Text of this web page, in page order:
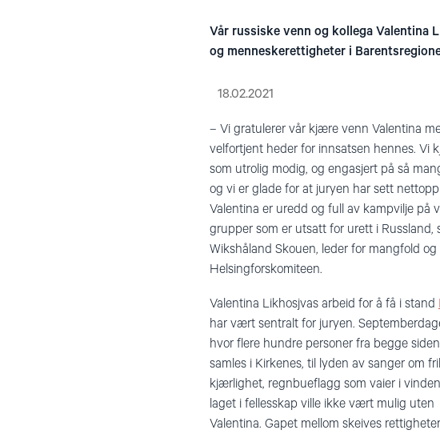
Vår russiske venn og kollega
og menneskerettigheter i
18.02.2021
– Vi gratulerer vår kjære venn Valentina
velfortjent heder for innsatsen hennes. Vi
som utrolig modig, og engasjert på så
og vi er glade for at juryen har sett
Valentina er uredd og full av kampvilje på
grupper som er utsatt for urett i Russland,
Wikshåland Skouen, leder for mangfold og
Helsingforskomiteen.
Valentina Likhosjvas arbeid for å få i stand
har vært sentralt for juryen.
hvor flere hundre personer fra begge
samles i Kirkenes, til lyden av sanger om
kjærlighet, regnbueflagg som vaier i
laget i fellesskap ville ikke vært mulig uten
Valentina. Gapet mellom skeives